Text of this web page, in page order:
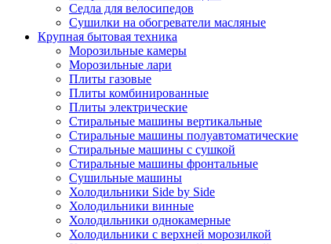
Седла для велосипедов
Сушилки на обогреватели масляные
Крупная бытовая техника
Морозильные камеры
Морозильные лари
Плиты газовые
Плиты комбинированные
Плиты электрические
Стиральные машины вертикальные
Стиральные машины полуавтоматические
Стиральные машины с сушкой
Стиральные машины фронтальные
Сушильные машины
Холодильники Side by Side
Холодильники винные
Холодильники однокамерные
Холодильники с верхней морозилкой